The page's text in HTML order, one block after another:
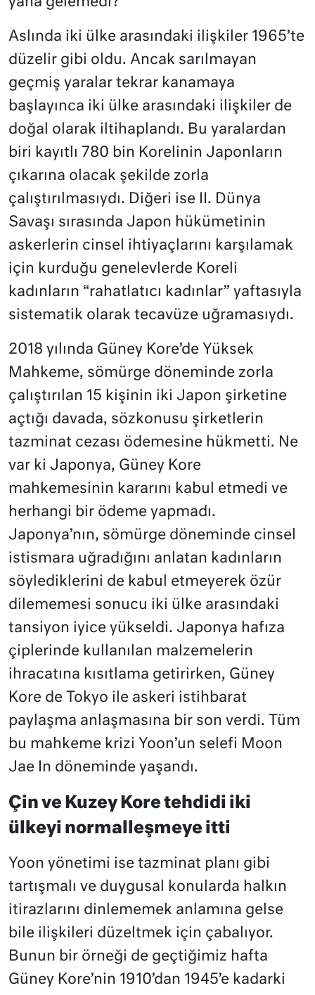
Aslında iki ülke arasındaki ilişkiler 1965’te
düzelir gibi oldu. Ancak sarılmayan
geçmiş yaralar tekrar kanamaya
başlayınca iki ülke arasındaki ilişkiler de
doğal olarak iltihaplandı. Bu yaralardan
biri kayıtlı 780 bin Korelinin Japonların
çıkarına olacak şekilde zorla
çalıştırılmasıydı. Diğeri ise II. Dünya
Savaşı sırasında Japon hükümetinin
askerlerin cinsel ihtiyaçlarını karşılamak
için kurduğu genelevlerde Koreli
kadınların “rahatlatıcı kadınlar” yaftasıyla
sistematik olarak tecavüze uğramasıydı.
2018 yılında Güney Kore’de Yüksek
Mahkeme, sömürge döneminde zorla
çalıştırılan 15 kişinin iki Japon şirketine
açtığı davada, sözkonusu şirketlerin
tazminat cezası ödemesine hükmetti. Ne
var ki Japonya, Güney Kore
mahkemesinin kararını kabul etmedi ve
herhangi bir ödeme yapmadı.
Japonya’nın, sömürge döneminde cinsel
istismara uğradığını anlatan kadınların
söylediklerini de kabul etmeyerek özür
dilememesi sonucu iki ülke arasındaki
tansiyon iyice yükseldi. Japonya hafıza
çiplerinde kullanılan malzemelerin
ihracatına kısıtlama getirirken, Güney
Kore de Tokyo ile askeri istihbarat
paylaşma anlaşmasına bir son verdi. Tüm
bu mahkeme krizi Yoon’un selefi Moon
Jae In döneminde yaşandı.
Çin ve Kuzey Kore tehdidi iki
ülkeyi normalleşmeye itti
Yoon yönetimi ise tazminat planı gibi
tartışmalı ve duygusal konularda halkın
itirazlarını dinlememek anlamına gelse
bile ilişkileri düzeltmek için çabalıyor.
Bunun bir örneği de geçtiğimiz hafta
Güney Kore’nin 1910’dan 1945’e kadarki